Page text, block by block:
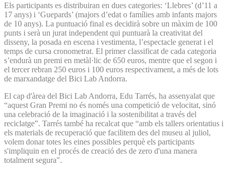
Els participants es distribuiran en dues categories: ‘Llebres’ (d’11 a
17 anys) i ‘Guepards’ (majors d’edat o famílies amb infants majors
de 10 anys). La puntuació final es decidirà sobre un màxim de 100
punts i serà un jurat independent qui puntuarà la creativitat del
disseny, la posada en escena i vestimenta, l’espectacle generat i el
temps de cursa cronometrat. El primer classificat de cada categoria
s’endurà un premi en metàl·lic de 650 euros, mentre que el segon i
el tercer rebran 250 euros i 100 euros respectivament, a més de lots
de marxandatge del Bici Lab Andorra.
El cap d'àrea del Bici Lab Andorra, Edu Tarrés, ha assenyalat que
“aquest Gran Premi no és només una competició de velocitat, sinó
una celebració de la imaginació i la sostenibilitat a través del
reciclatge”. Tarrés també ha recalcat que “amb els tallers orientatius i
els materials de recuperació que facilitem des del museu al juliol,
volem donar totes les eines possibles perquè els participants
s'impliquin en el procés de creació des de zero d'una manera
totalment segura".